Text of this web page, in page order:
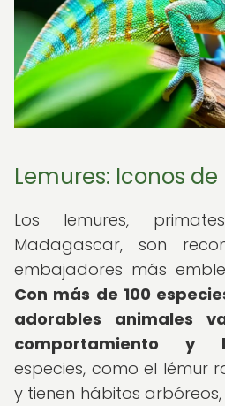
Lemures: Iconos de
Los lemures,
Madagascar, son
embajadores más
Con más de 100
adorables animales
comportamiento y
especies, como el lémur
y tienen hábitos